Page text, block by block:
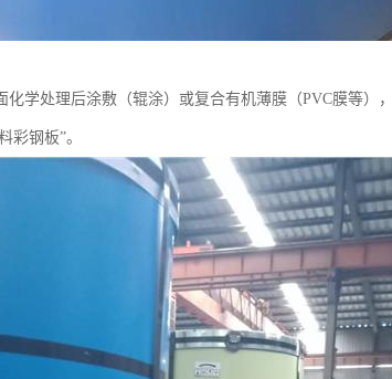
学处理后涂敷（辊涂）或复合有机薄膜（PVC膜等）
彩钢板”。